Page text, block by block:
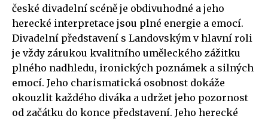
české divadelní scéně je obdivuhodné a jeho
herecké interpretace jsou plné energie a emocí.
Divadelní představení s Landovským v hlavní roli
je vždy zárukou kvalitního uměleckého zážitku
plného nadhledu, ironických poznámek a silných
emocí. Jeho charismatická osobnost dokáže
okouzlit každého diváka a udržet jeho pozornost
od začátku do konce představení. Jeho herecké